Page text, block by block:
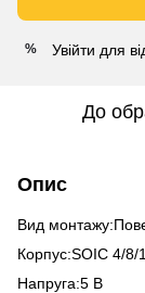
% Увійти для
До
Опис
Вид
Корпус:SOIC 4/8/
Напруга:5 В